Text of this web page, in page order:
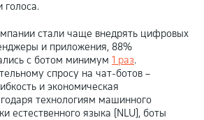
стали чаще внедрять цифровых
и приложения, 88%
с ботом минимум 1 раз.
спросу на чат-ботов –
и экономическая
технологиям машинного
естественного языка (NLU), боты